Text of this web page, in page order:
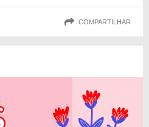
COMPARTILHAR